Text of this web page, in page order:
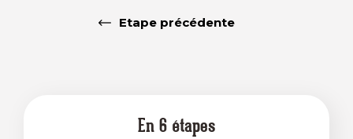
Etape précédente
En6 étapes